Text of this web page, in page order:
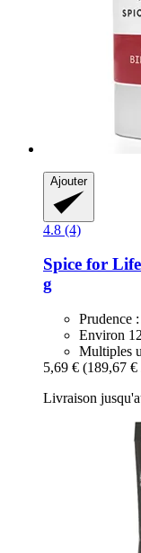
Ajouter
4.8 (4)
Spice for Life
g
Prudence
Environ
Multiples
5,69 € (189,67 €
Livraison